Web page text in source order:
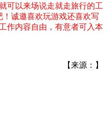
可以来场说走就走旅行的工
！诚邀喜欢玩游戏还喜欢写
作内容自由，有意者可入本
【来源：】